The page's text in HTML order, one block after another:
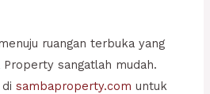
ruangan terbuka yang
sangatlah mudah.
disambaproperty.com untuk